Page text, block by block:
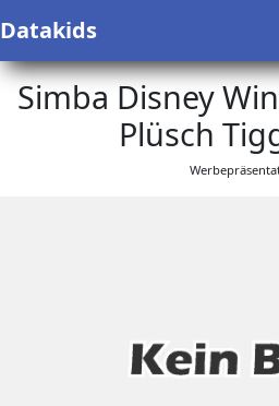
Datakids
Simba Disney
Plüsch